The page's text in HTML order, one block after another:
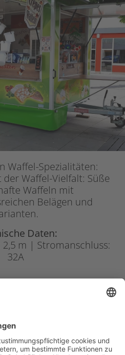
Waffel-Spezialitäten:
der Waffel-Vielfalt: Süße
Waffeln mit
Belägen und
Daten:
m | Stromanschluss:
32A